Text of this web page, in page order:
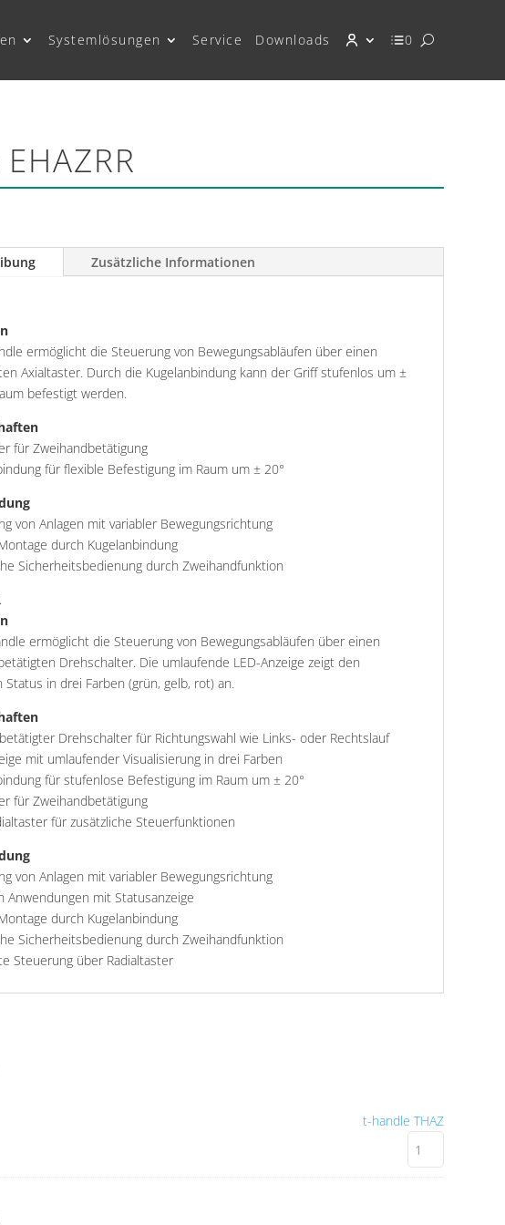
Systemlösungen Service Downloads 0
Zusätzliche Informationen
ermöglicht die Steuerung von Bewegungsabläufen über einen
Axialtaster. Durch die Kugelanbindung kann der Griff stufenlos um ±
befestigt werden.
für Zweihandbetätigung
für flexible Befestigung im Raum um ± 20°
von Anlagen mit variabler Bewegungsrichtung
durch Kugelanbindung
Sicherheitsbedienung durch Zweihandfunktion
ermöglicht die Steuerung von Bewegungsabläufen über einen
Drehschalter. Die umlaufende LED-Anzeige zeigt den
Status in drei Farben (grün, gelb, rot) an.
Drehschalter für Richtungswahl wie Links- oder Rechtslauf
mit umlaufender Visualisierung in drei Farben
für stufenlose Befestigung im Raum um ± 20°
für Zweihandbetätigung
für zusätzliche Steuerfunktionen
von Anlagen mit variabler Bewegungsrichtung
Anwendungen mit Statusanzeige
durch Kugelanbindung
Sicherheitsbedienung durch Zweihandfunktion
Steuerung über Radialtaster
t-handle THAZ